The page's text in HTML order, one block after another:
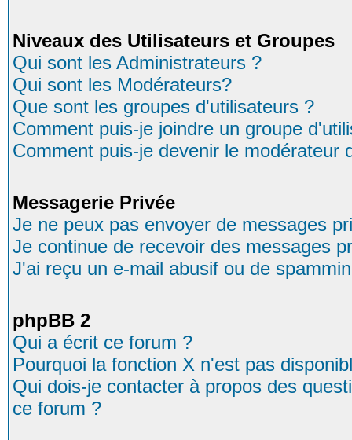
Niveaux des Utilisateurs et Groupes
Qui sont les Administrateurs ?
Qui sont les Modérateurs?
Que sont les groupes d'utilisateurs ?
Comment puis-je joindre un groupe
Comment puis-je devenir le modérateur
Messagerie Privée
Je ne peux pas envoyer de messages
Je continue de recevoir des messages
J'ai reçu un e-mail abusif ou de
phpBB 2
Qui a écrit ce forum ?
Pourquoi la fonction X n'est pas
Qui dois-je contacter à propos des
ce forum ?